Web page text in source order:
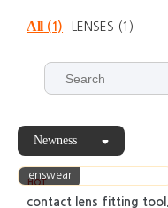
All (1) LENSES (1)
Newness
HOT
lenswear
contact lens fitting tool..